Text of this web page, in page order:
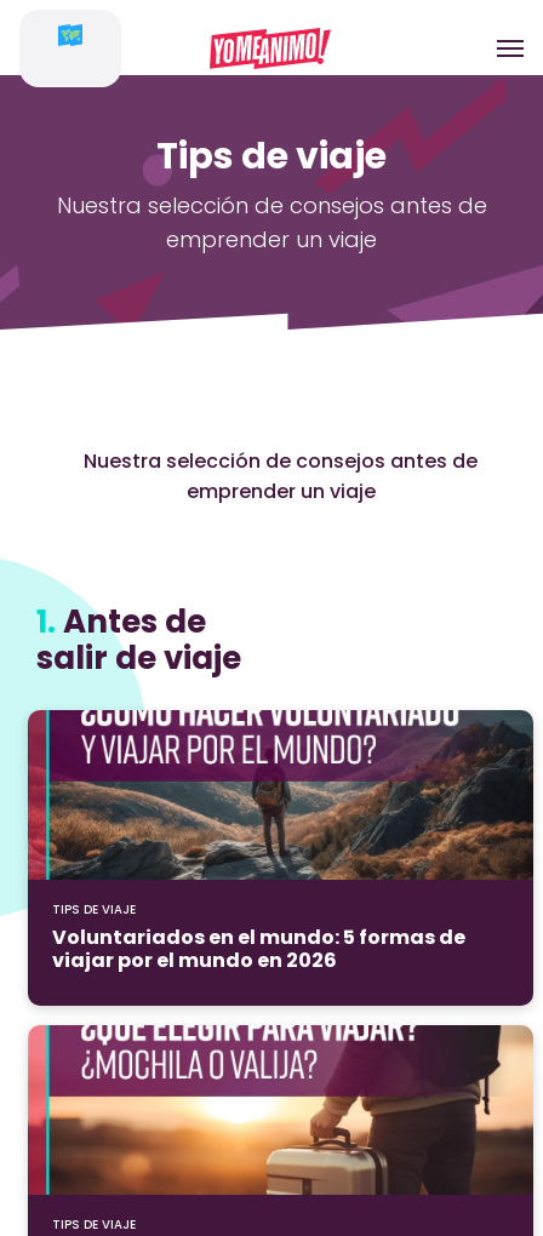
Tips de viaje
Nuestra selección de consejos antes de
emprender un viaje
Nuestra selección de consejos antes de
emprender un viaje
1.Antes de
salir de viaje
TIPS DE VIAJE
Voluntariados en el mundo: 5 formas de
viajar por el mundo en 2026
TIPS DE VIAJE